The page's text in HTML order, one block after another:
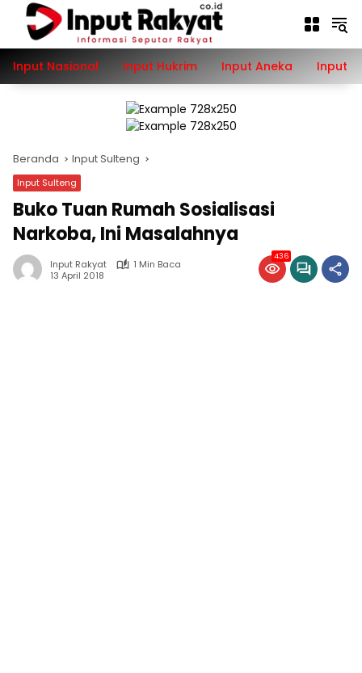
Langsung
konten
Input Nasional
Input Hukrim Input Aneka Input
Beranda Input Sulteng
Input Sulteng
Buko Tuan Rumah Sosialisasi
Narkoba, Ini Masalahnya
Input Rakyat
1 Min Baca
13 April 2018
436